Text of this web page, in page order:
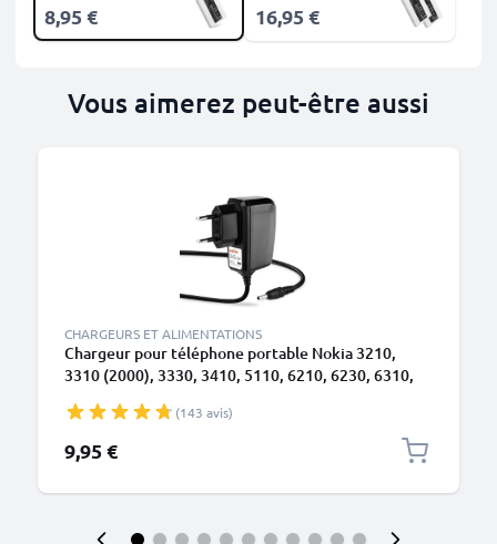
8,95 € 16,95 €
Vous aimerez peut-être aussi
CHARGEURS ET ALIMENTATIONS
Chargeur pour téléphone portable Nokia 3210,
3310 (2000), 3330, 3410, 5110, 6210, 6230, 6310,
500mA smartphone, Cordon / Câble de Charge 1.4m
(143 avis)
9,95 €